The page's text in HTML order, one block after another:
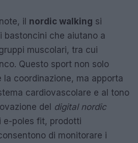
il nordic walking si
bastoncini che aiutano a
muscolari, tra cui
Questo sport non solo
la coordinazione, ma apporta
cardiovascolare e al tono
del digital nordic
e-poles fit, prodotti
di monitorare i